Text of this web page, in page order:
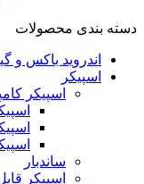
دسته بندی محصولات
اندروید باکس و
اسپیکر
اسپیکر
ساندبار
اسپیکر